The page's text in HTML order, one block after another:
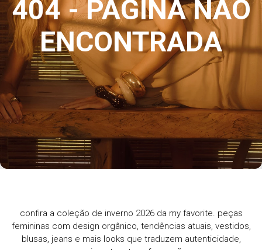
404 - PÁGINA NÃO
ENCONTRADA
confira a coleção de inverno 2026 da my favorite. peças
femininas com design orgânico, tendências atuais, vestidos,
blusas, jeans e mais looks que traduzem autenticidade,